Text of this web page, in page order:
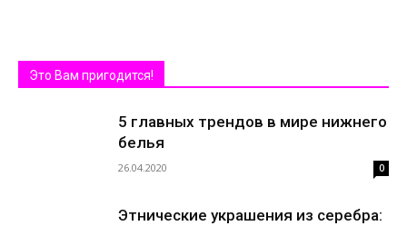
Это Вам пригодится!
5 главных трендов в мире нижнего
белья
26.04.2020 0
Этнические украшения из серебра: